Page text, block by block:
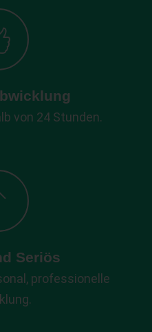
von 24 Stunden.
Seriös
professionelle